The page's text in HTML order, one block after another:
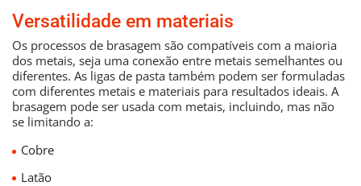
Versatilidade em materiais
Os processos de brasagem são compatíveis com a maioria
dos metais, seja uma conexão entre metais semelhantes ou
diferentes. As ligas de pasta também podem ser formuladas
com diferentes metais e materiais para resultados ideais. A
brasagem pode ser usada com metais, incluindo, mas não
se limitando a:
Cobre
Latão